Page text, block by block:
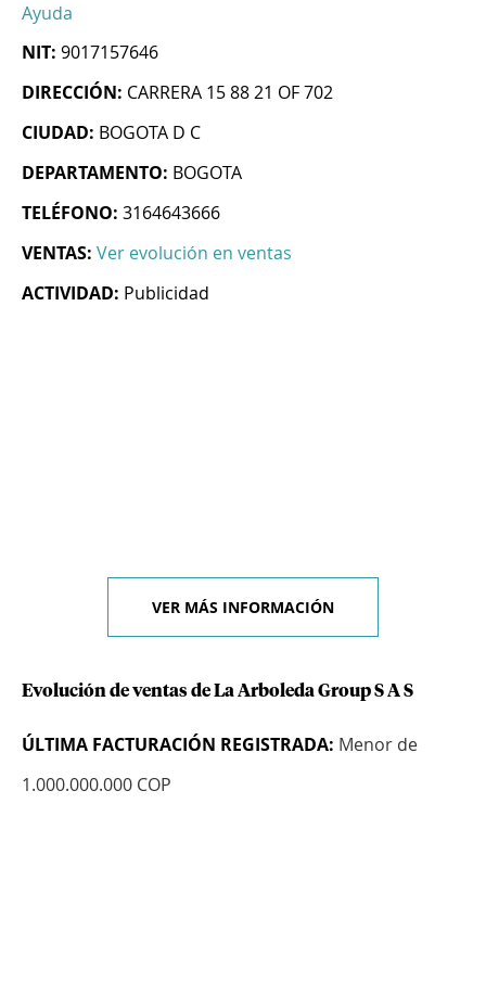
Ayuda
NIT: 9017157646
DIRECCIÓN: CARRERA 15 88 21 OF 702
CIUDAD: BOGOTA D C
DEPARTAMENTO: BOGOTA
TELÉFONO: 3164643666
VENTAS: Ver evolución en ventas
ACTIVIDAD: Publicidad
VER MÁS INFORMACIÓN
Evolución de ventas de La Arboleda Group S A S
ÚLTIMA FACTURACIÓN REGISTRADA: Menor de
1.000.000.000 COP